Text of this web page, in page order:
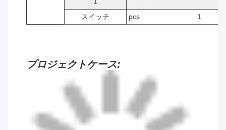
1
スイッチ pcs 1
プロジェクトケース: